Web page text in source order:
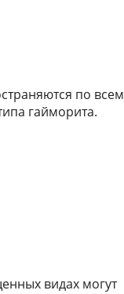
по всем
гайморита.
видах могут